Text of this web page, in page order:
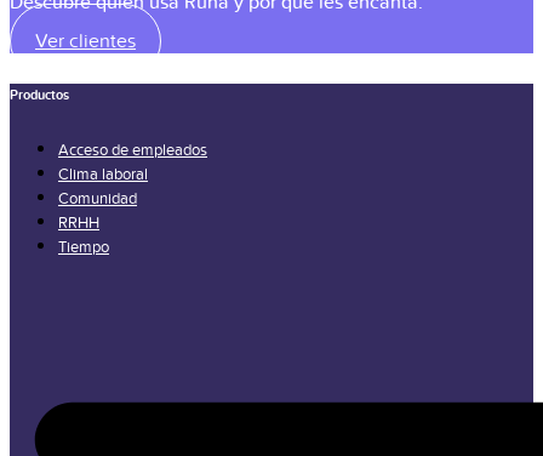
Ver clientes
Productos
Acceso de empleados
Clima laboral
Comunidad
RRHH
Tiempo